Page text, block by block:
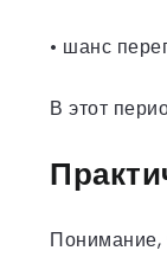
• шанс
В этот
Понимание,